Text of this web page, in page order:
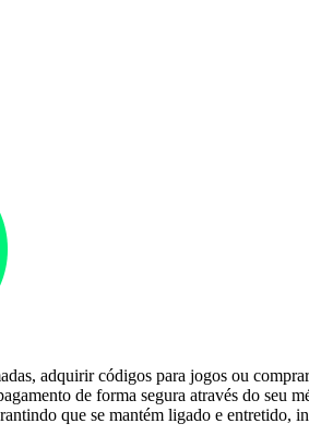
adquirir códigos para jogos ou
de forma segura através do seu
que se mantém ligado e entretido,